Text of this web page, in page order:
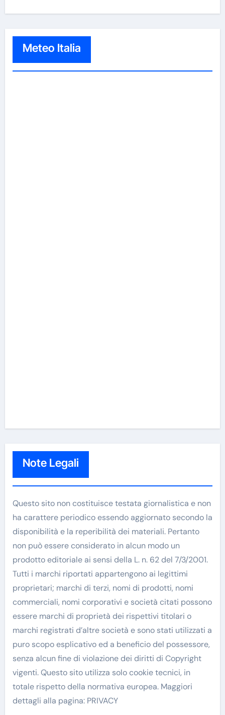
Meteo Italia
Note Legali
Questo sito non costituisce testata giornalistica e non
ha carattere periodico essendo aggiornato secondo la
disponibilità e la reperibilità dei materiali. Pertanto
non può essere considerato in alcun modo un
prodotto editoriale ai sensi della L. n. 62 del 7/3/2001.
Tutti i marchi riportati appartengono ai legittimi
proprietari; marchi di terzi, nomi di prodotti, nomi
commerciali, nomi corporativi e società citati possono
essere marchi di proprietà dei rispettivi titolari o
marchi registrati d’altre società e sono stati utilizzati a
puro scopo esplicativo ed a beneficio del possessore,
senza alcun fine di violazione dei diritti di Copyright
vigenti. Questo sito utilizza solo cookie tecnici, in
totale rispetto della normativa europea. Maggiori
dettagli alla pagina: PRIVACY